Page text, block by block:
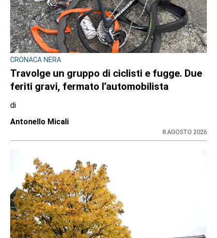
CRONACA NERA
Travolge un gruppo di ciclisti e fugge. Due
feriti gravi, fermato l’automobilista
di
Antonello Micali
8 AGOSTO 2026